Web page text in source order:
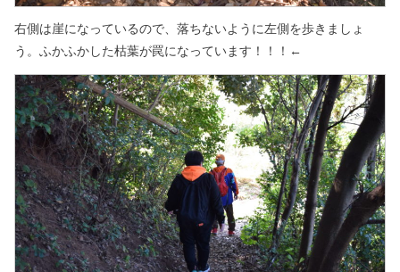
右側は崖になっているので、落ちないように左側を歩きましょ
う。 ふかふかした枯葉が罠になっています！！！←